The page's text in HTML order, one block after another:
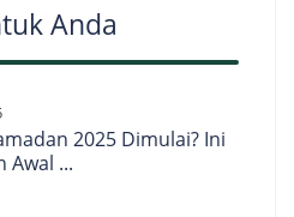
Anda
2025 Dimulai? Ini
Awal ...